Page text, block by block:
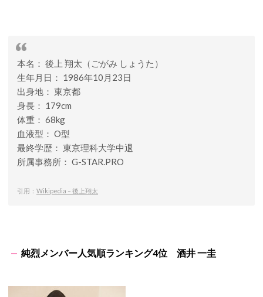
本名： 後上 翔太（ごがみ しょうた）
生年月日： 1986年10月23日
出身地： 東京都
身長： 179cm
体重： 68kg
血液型： O型
最終学歴： 東京理科大学中退
所属事務所： G-STAR.PRO
引用： Wikipedia – 後上翔太
純烈メンバー人気順ランキング4位 酒井 一圭